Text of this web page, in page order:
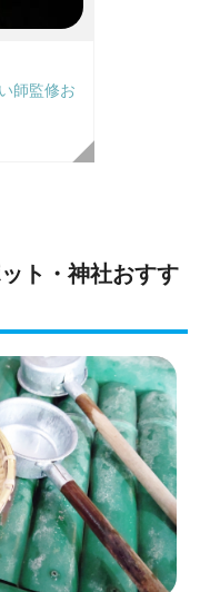
師監修お
ト・神社おすす